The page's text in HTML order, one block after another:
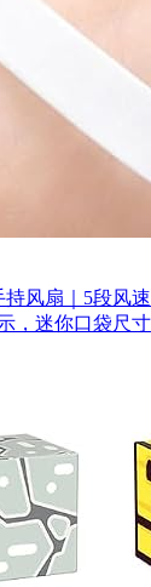
风扇｜5段风
，迷你口袋尺寸